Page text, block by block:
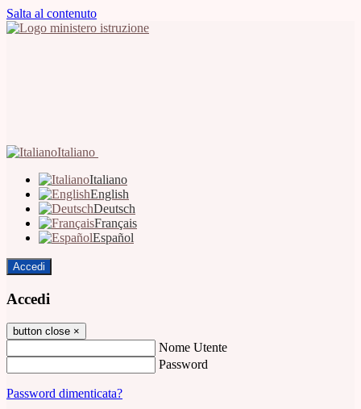
Salta al contenuto
Italiano
Italiano
English
Deutsch
Français
Español
Accedi
Accedi
button close ×
Nome Utente
Password
Password dimenticata?